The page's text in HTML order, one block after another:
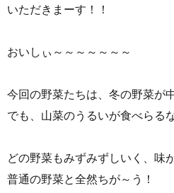
いただきまーす！！
おいしぃ～～～～～～～
今回の野菜たちは、冬の野菜が中
でも、山菜のうるいが食べらる
どの野菜もみずみずしいく、味が
普通の野菜と全然ちが～う！